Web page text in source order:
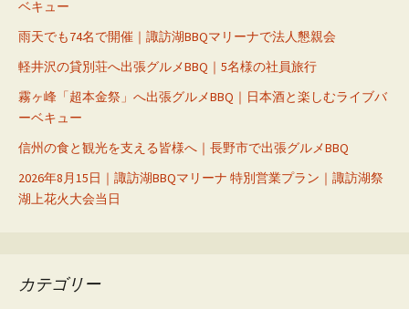
ン
ベキュー
雨天でも74名で開催｜諏訪湖BBQマリーナで法人懇親会
軽井沢の貸別荘へ出張グルメBBQ｜5名様の社員旅行
霧ヶ峰「超本金祭」へ出張グルメBBQ｜日本酒と楽しむライブバ
ーベキュー
信州の食と観光を支える皆様へ｜長野市で出張グルメBBQ
2026年8月15日｜諏訪湖BBQマリーナ 特別営業プラン｜諏訪湖祭
湖上花火大会当日
カテゴリー